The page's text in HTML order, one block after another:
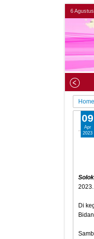
6
Home
2023.
Di
09
Apr
2023